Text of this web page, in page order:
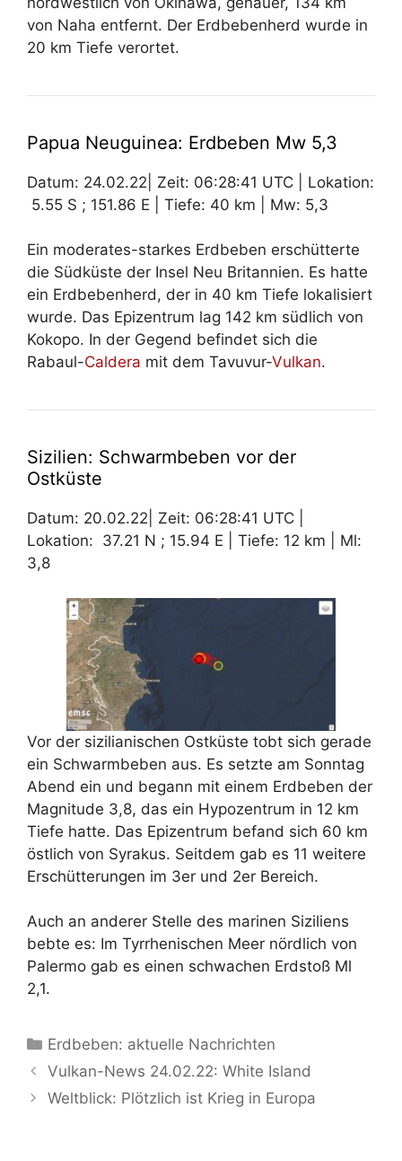
von Naha entfernt. Der Erdbebenherd wurde in
20 km Tiefe verortet.
Papua Neuguinea: Erdbeben Mw 5,3
Datum: 24.02.22| Zeit: 06:28:41 UTC | Lokation:
5.55 S ; 151.86 E | Tiefe: 40 km | Mw: 5,3
Ein moderates-starkes Erdbeben erschütterte
die Südküste der Insel Neu Britannien. Es hatte
ein Erdbebenherd, der in 40 km Tiefe lokalisiert
wurde. Das Epizentrum lag 142 km südlich von
Kokopo. In der Gegend befindet sich die
Rabaul-Caldera mit dem Tavuvur-Vulkan.
Sizilien: Schwarmbeben vor der
Ostküste
Datum: 20.02.22| Zeit: 06:28:41 UTC |
Lokation: 37.21 N ; 15.94 E | Tiefe: 12 km | Ml:
3,8
Vor der sizilianischen Ostküste tobt sich gerade
ein Schwarmbeben aus. Es setzte am Sonntag
Abend ein und begann mit einem Erdbeben der
Magnitude 3,8, das ein Hypozentrum in 12 km
Tiefe hatte. Das Epizentrum befand sich 60 km
östlich von Syrakus. Seitdem gab es 11 weitere
Erschütterungen im 3er und 2er Bereich.
Auch an anderer Stelle des marinen Siziliens
bebte es: Im Tyrrhenischen Meer nördlich von
Palermo gab es einen schwachen Erdstoß Ml
2,1.
Kategorien
Erdbeben: aktuelle Nachrichten
Vulkan-News 24.02.22: White Island
Weltblick: Plötzlich ist Krieg in Europa